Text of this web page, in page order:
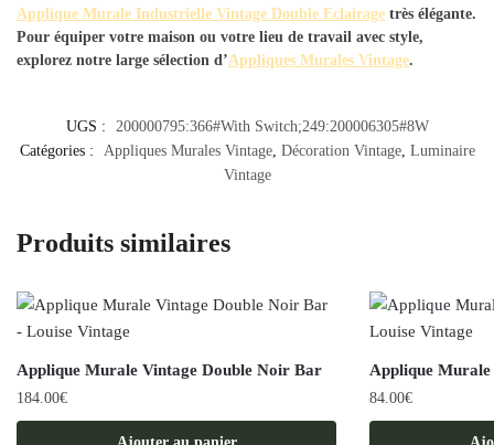
Applique Murale Industrielle Vintage Double Eclairage très élégante.
Pour équiper votre maison ou votre lieu de travail avec style,
explorez notre large sélection d’Appliques Murales Vintage.
UGS :
200000795:366#With Switch;249:200006305#8W
Catégories :
Appliques Murales Vintage, Décoration Vintage, Luminaire
Vintage
Produits similaires
Applique Murale Vintage Double Noir Bar
184.00€
Applique
84.00€